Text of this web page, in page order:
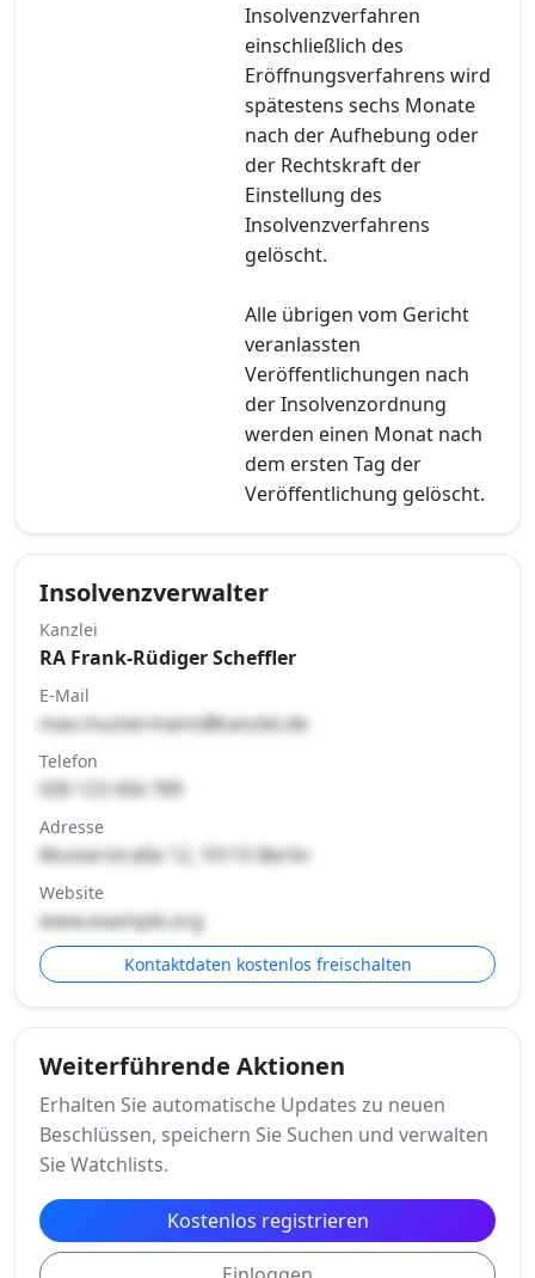
Insolvenzverfahren
einschließlich des
Eröffnungsverfahrens wird
spätestens sechs Monate
nach der Aufhebung oder
der Rechtskraft der
Einstellung des
Insolvenzverfahrens
gelöscht.
Alle übrigen vom Gericht
veranlassten
Veröffentlichungen nach
der Insolvenzordnung
werden einen Monat nach
dem ersten Tag der
Veröffentlichung gelöscht.
Insolvenzverwalter
Kanzlei
RA Frank-Rüdiger Scheffler
E-Mail
max.mustermann@kanzlei.de
Telefon
030 123 456 789
Adresse
Musterstraße 12, 10115 Berlin
Website
www.example.org
Kontaktdaten kostenlos freischalten
Weiterführende Aktionen
Erhalten Sie automatische Updates zu neuen
Beschlüssen, speichern Sie Suchen und verwalten
Sie Watchlists.
Kostenlos registrieren